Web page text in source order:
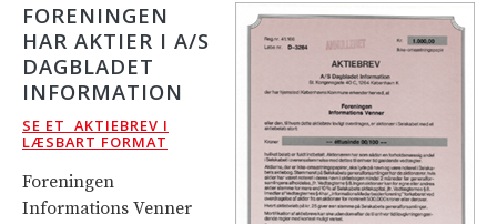
FORENINGEN
HAR AKTIER I A/S
DAGBLADET
INFORMATION
SE ET AKTIEBREV I
LÆSBART FORMAT
Foreningen
Informations Venner